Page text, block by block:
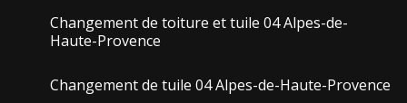
Changement de toiture et tuile 04 Alpes-de-
Haute-Provence
Changement de tuile 04 Alpes-de-Haute-Provence